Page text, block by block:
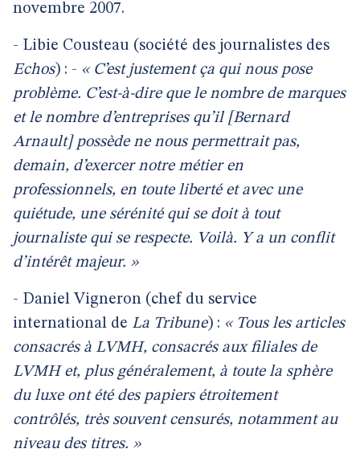
novembre 2007.
- Libie Cousteau (société des journalistes des
Echos) : - « C’est justement ça qui nous pose
problème. C’est-à-dire que le nombre de marques
et le nombre d’entreprises qu’il [Bernard
Arnault] possède ne nous permettrait pas,
demain, d’exercer notre métier en
professionnels, en toute liberté et avec une
quiétude, une sérénité qui se doit à tout
journaliste qui se respecte. Voilà. Y a un conflit
d’intérêt majeur. »
- Daniel Vigneron (chef du service
international de La Tribune) : « Tous les articles
consacrés à LVMH, consacrés aux filiales de
LVMH et, plus généralement, à toute la sphère
du luxe ont été des papiers étroitement
contrôlés, très souvent censurés, notamment au
niveau des titres. »